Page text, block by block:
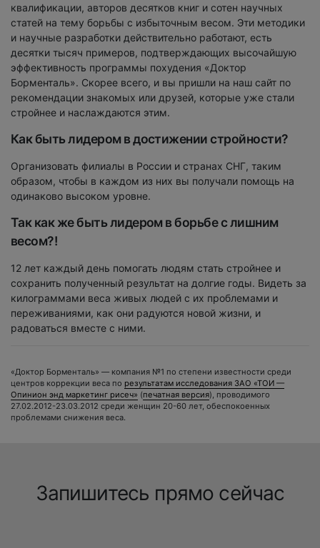
квалификации, авторов десятков книг и сотен научных
статей на тему борьбы с избыточным весом. Эти методики
и научные разработки действительно работают, есть
десятки тысяч примеров, подтверждающих высочайшую
эффективность программы похудения «Доктор
Борменталь». Скорее всего, и вы пришли на наш сайт по
рекомендации знакомых или друзей, которые уже стали
стройнее и наслаждаются этим.
Как быть лидером в достижении стройности?
Организовать филиалы в России и странах СНГ, таким
образом, чтобы в каждом из них вы получали помощь на
одинаково высоком уровне.
Так как же быть лидером в борьбе с лишним
весом?!
12 лет каждый день помогать людям стать стройнее и
сохранить полученный результат на долгие годы. Видеть за
килограммами веса живых людей с их проблемами и
переживаниями, как они радуются новой жизни, и
радоваться вместе с ними.
«Доктор Борменталь» — компания №1 по степени известности среди
центров коррекции веса по результатам исследования ЗАО «ТОИ —
Опинион энд маркетинг рисеч» (печатная версия), проводимого
27.02.2012-23.03.2012 среди женщин 20-60 лет, обеспокоенных
проблемами снижения веса.
Запишитесь прямо сейчас